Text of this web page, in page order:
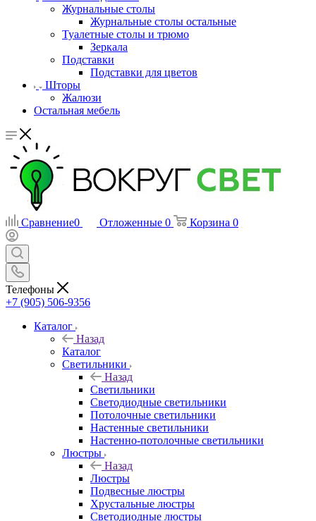
Журнальные столы
Журнальные столы остальные
Туалетные столы и трюмо
Зеркала
Подставки
Подставки для цветов
Шторы
Жалюзи
Остальная мебель
Сравнение0 Отложенные 0 Корзина 0
Телефоны
+7 (905) 506-9356
Каталог
Назад
Каталог
Светильники
Назад
Светильники
Светодиодные светильники
Потолочные светильники
Настенные светильники
Настенно-потолочные светильники
Люстры
Назад
Люстры
Подвесные люстры
Хрустальные люстры
Светодиодные люстры